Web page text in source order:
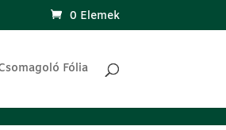
0 Elemek
Fólia